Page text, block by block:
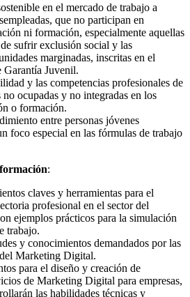
en el mercado de trabajo a
que no participan en
ni formación, especialmente aquellas
sufrir exclusión social y las
marginadas, inscritas en el
Garantía Juvenil.
y las competencias profesionales de
no ocupadas y no integradas en los
o formación.
entre personas jóvenes
foco especial en las fórmulas de trabajo
:
claves y herramientas para el
profesional en el sector del
ejemplos prácticos para la simulación
trabajo.
y conocimientos demandados por las
Marketing Digital.
para el diseño y creación de
de Marketing Digital para empresas,
las habilidades técnicas y